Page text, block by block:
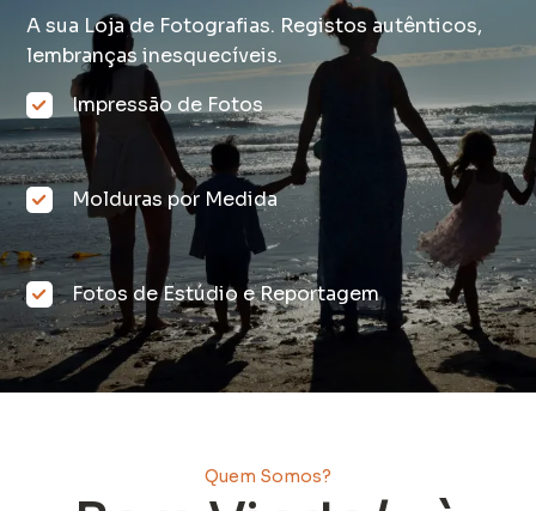
A sua Loja de Fotografias. Registos autênticos,
lembranças inesquecíveis.
Impressão de Fotos
Molduras por Medida
Fotos de Estúdio e Reportagem
Quem Somos?